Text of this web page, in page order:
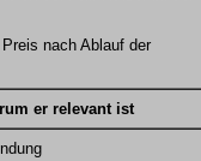
nach Ablauf der
er relevant ist